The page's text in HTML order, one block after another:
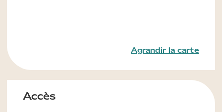
Agrandir la carte
Accès